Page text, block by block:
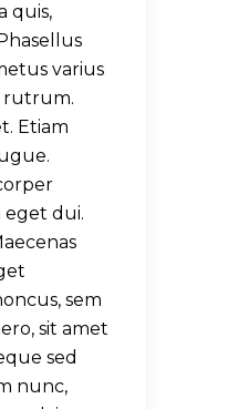
quis,
varius
rutrum.
Etiam
eget dui.
sem
sit amet
sed
nunc,